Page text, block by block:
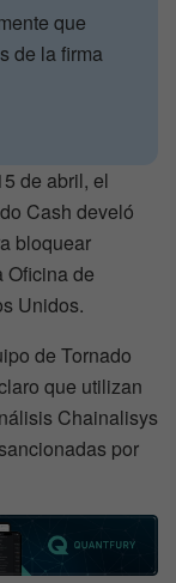
que
de la firma
de abril, el
Cash develó
bloquear
Oficina de
Unidos.
de Tornado
que utilizan
Chainalisys
por